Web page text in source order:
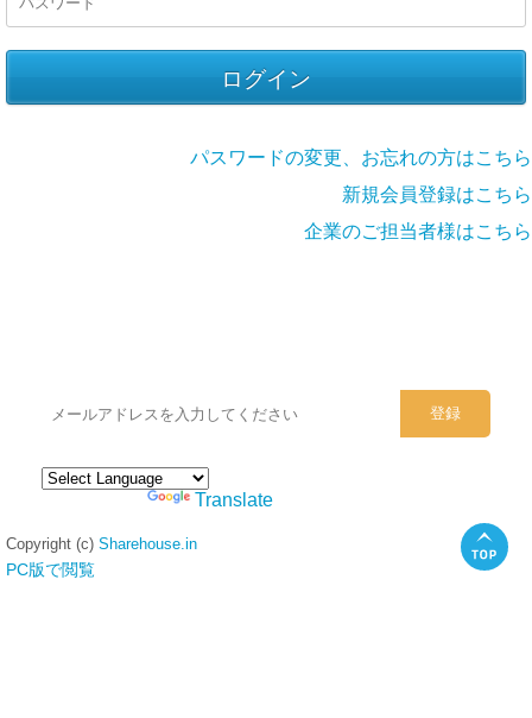
パスワードの変更、お忘れの方はこちら
新規会員登録はこちら
企業のご担当者様はこちら
Translate
Copyright (c) Sharehouse.in
PC版で閲覧